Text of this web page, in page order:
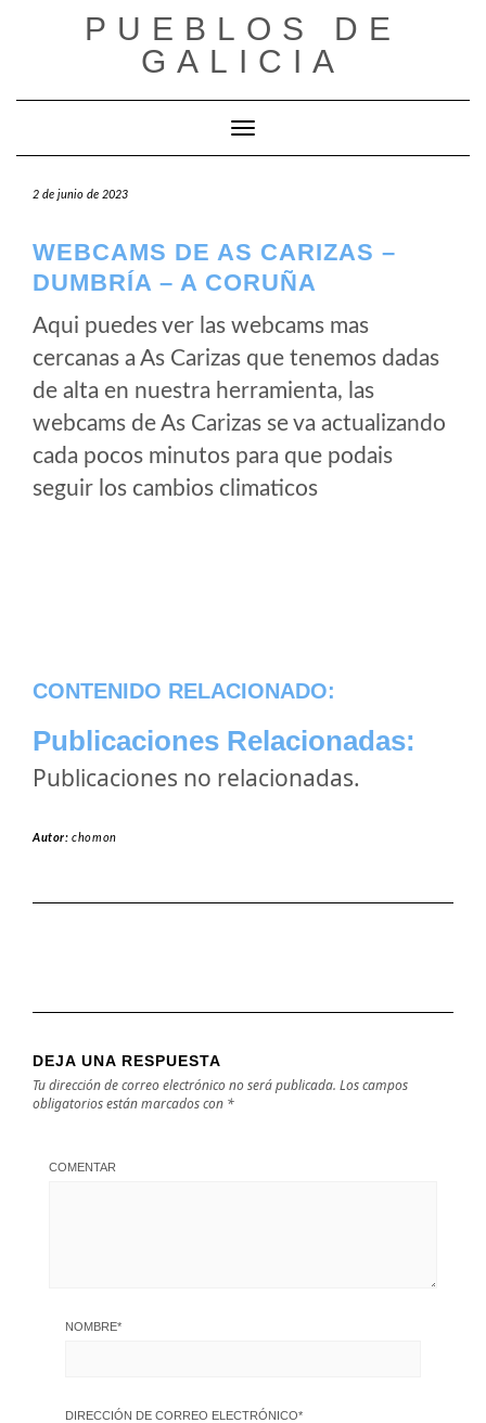
PUEBLOS DE
GALICIA
Cambiar modo de navegación
2 de junio de 2023
WEBCAMS DE AS CARIZAS –
DUMBRÍA – A CORUÑA
Aqui puedes ver las webcams mas
cercanas a As Carizas que tenemos dadas
de alta en nuestra herramienta, las
webcams de As Carizas se va actualizando
cada pocos minutos para que podais
seguir los cambios climaticos
CONTENIDO RELACIONADO:
Publicaciones Relacionadas:
Publicaciones no relacionadas.
Autor:chomon
DEJA UNA RESPUESTA
Tu dirección de correo electrónico no será publicada. Los campos
obligatorios están marcados con *
COMENTAR
NOMBRE*
DIRECCIÓN DE CORREO ELECTRÓNICO*